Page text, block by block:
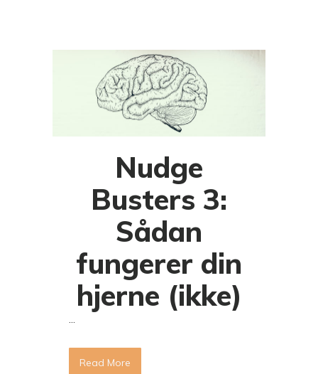
Nudge
Busters 3:
Sådan
fungerer din
hjerne (ikke)
...
Read More